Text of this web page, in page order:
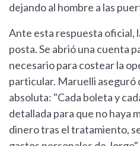
dejando al hombre a las
Ante esta respuesta oficial,
posta. Se abrió una cuenta
necesario para costear la
particular. Maruelli aseguró
absoluta: "Cada boleta y
detallada para que no haya
dinero tras el tratamiento,